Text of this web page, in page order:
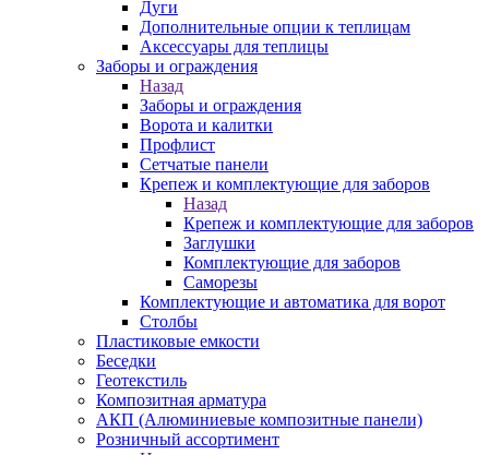
Дуги
Дополнительные опции к теплицам
Аксессуары для теплицы
Заборы и ограждения
Назад
Заборы и ограждения
Ворота и калитки
Профлист
Сетчатые панели
Крепеж и комплектующие для заборов
Назад
Крепеж и комплектующие для заборов
Заглушки
Комплектующие для заборов
Саморезы
Комплектующие и автоматика для ворот
Столбы
Пластиковые емкости
Беседки
Геотекстиль
Композитная арматура
АКП (Алюминиевые композитные панели)
Розничный ассортимент